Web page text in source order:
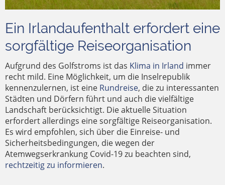
Ein Irlandaufenthalt erfordert eine
sorgfältige Reiseorganisation
Aufgrund des Golfstroms ist das Klima in Irland immer
recht mild. Eine Möglichkeit, um die Inselrepublik
kennenzulernen, ist eine Rundreise, die zu interessanten
Städten und Dörfern führt und auch die vielfältige
Landschaft berücksichtigt. Die aktuelle Situation
erfordert allerdings eine sorgfältige Reiseorganisation.
Es wird empfohlen, sich über die Einreise- und
Sicherheitsbedingungen, die wegen der
Atemwegserkrankung Covid-19 zu beachten sind,
rechtzeitig zu informieren.